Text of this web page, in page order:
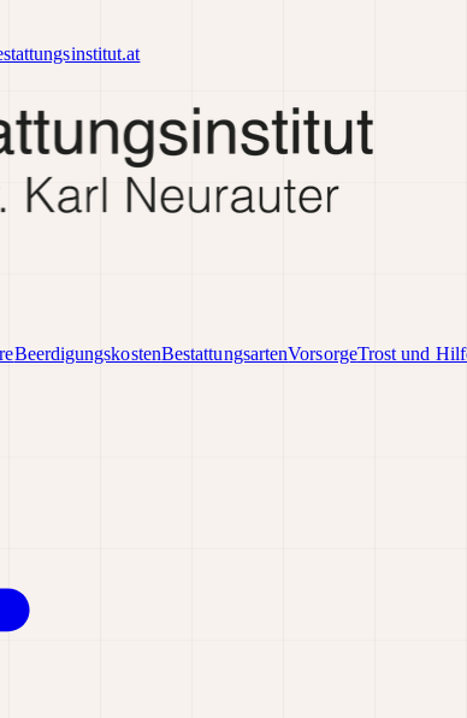
BeerdigungskostenBestattungsartenVorsorgeTrost und